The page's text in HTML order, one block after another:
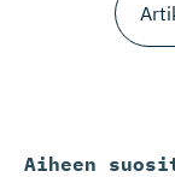
Aiheen